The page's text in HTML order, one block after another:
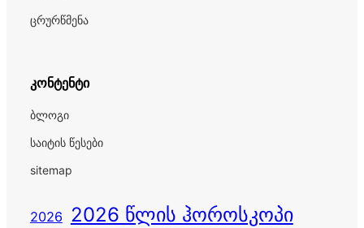
ცრურწმენა
კონტენტი
ბლოგი
საიტის წესები
sitemap
2026 2026 წლის ჰოროსკოპი